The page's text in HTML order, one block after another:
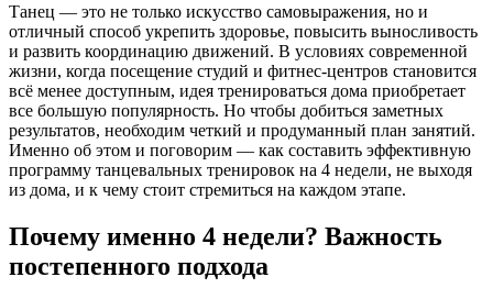
Танец — это не только искусство самовыражения, но и
отличный способ укрепить здоровье, повысить выносливость
и развить координацию движений. В условиях современной
жизни, когда посещение студий и фитнес-центров становится
всё менее доступным, идея тренироваться дома приобретает
все большую популярность. Но чтобы добиться заметных
результатов, необходим четкий и продуманный план занятий.
Именно об этом и поговорим — как составить эффективную
программу танцевальных тренировок на 4 недели, не выходя
из дома, и к чему стоит стремиться на каждом этапе.
Почему именно 4 недели? Важность
постепенного подхода